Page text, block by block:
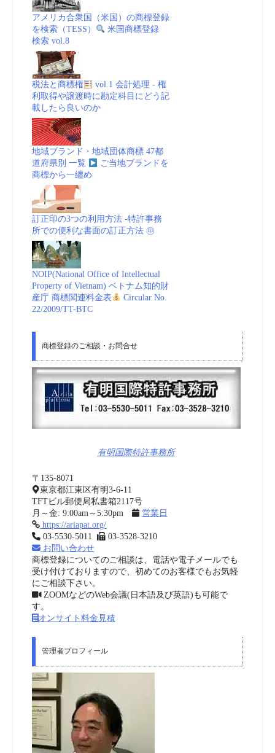
アメリカ合衆国（米国）の商標登録
を検索（TESS）
米国商標登録
検索 vol.8
税法と商標権
vol.1 会計処理 - 権
利取得や譲渡時に勘定科目にどう記
載したら良いのか
地域ブランド・地域団体商標 47都
道府県別 一覧
ご当地ブランドを
商標から一纏め
訂正印の3つの利用方法 -特許事務
所での便利な書面の訂正方法 ㊞
NOIP(National Office of Intellectual
Property of Vietnam) ベトナム知的財
産庁 商標関連料金表
Circular No.
22/2009/TT-BTC
商標登録のご相談・お問合せ
有明国際特許事務所
〒135-8071
東京都江東区有明3-6-11
TFTビル郵便局私書箱2117号
月～金: 9:00am～5:30pm
営業日
https://ariapat.org/
03-5530-5011
03-3528-3210
お問い合わせ
商標登録についてのご相談は、電話や電子メールでも
受け付けておりますので、初めてのお客様でもお気軽
にご相談下さい。
ZOOMなどのWeb会議(日本語及び英語)も可能で
す。
オンサイト料金見積
管理者プロフィール